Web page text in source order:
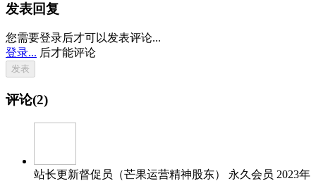
发表回复
您需要登录后才可以发表评论...
登录... 后才能评论
评论(2)
站长更新督促员（芒果运营精神股东） 永久会员 2023年